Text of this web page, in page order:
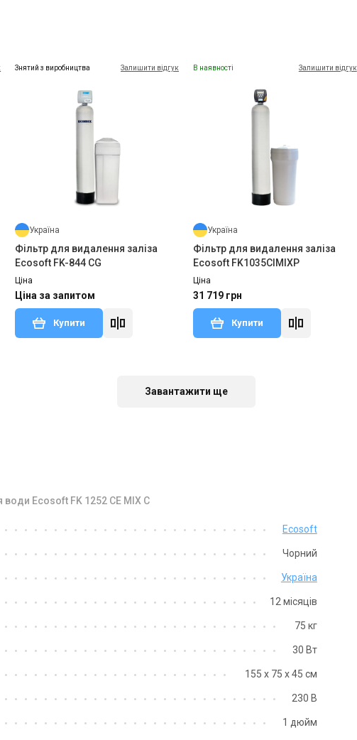
Знятий з виробництва Залишити відгук
Україна
Фільтр для видалення заліза
Ecosoft FK-844 CG
Ціна
Ціна за запитом
Купити
В наявності Залишити відгук
Україна
Фільтр для видалення заліза
Ecosoft FK1035CIMIXP
Ціна
31 719 грн
Купити
Ecosoft FK1354CIMIXP
Ecosoft FK1465CIMIXP
В наявності Залишити відгук В наявності Залишити відгук
Завантажити ще
Ecosoft FK 1252 CE MIX C
Ecosoft
Чорний
Україна
12 місяців
75 кг
30 Вт
155 х 75 х 45 см
230 В
1 дюйм